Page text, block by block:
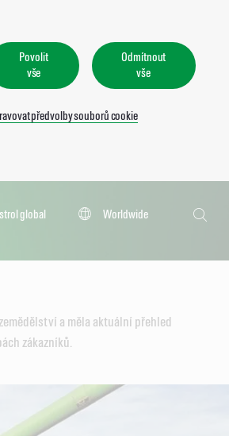
Povolit
vše
Odmítnout
vše
předvolby souborů cookie
global
Worldwide
Hledat
a měla aktuální přehled
zákazníků.